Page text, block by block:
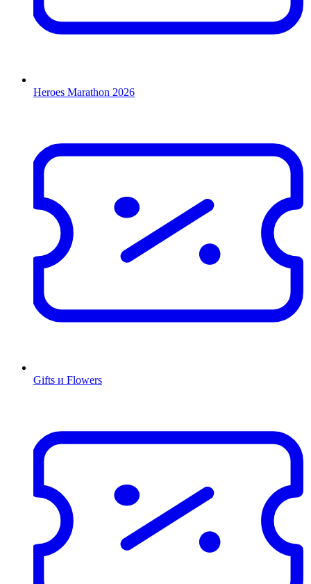
Heroes Marathon 2026
Gifts и Flowers